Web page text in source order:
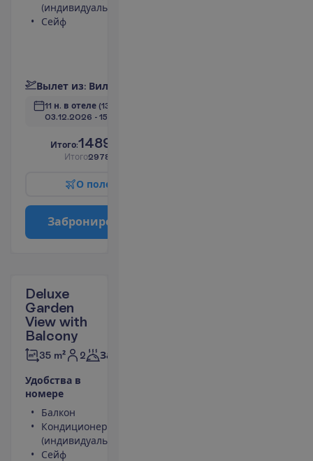
(индивидуальный)
Сейф
Вылет из: Вил
11 н. в отеле (13 н. всего)
03.12.2026 - 15.12.2026
Итого:1489.00
Итого2978.00
О поле
Заброниро
Deluxe
Garden
View with
Balcony
35 m² 2 Завтраки
Удобства в
номере
Балкон
Кондиционер
(индивидуальный)
Сейф